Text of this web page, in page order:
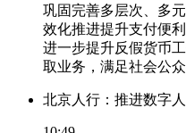
巩固完善多层次、多
效化推进提升支付便
进一步提升反假货币
取业务，满足社会公
北京人行：推进数字